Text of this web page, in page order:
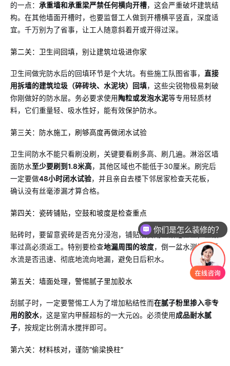
的一点： 承重墙和承重梁严禁任何横向开槽，这会严重破坏建筑结
构。在其他墙面开槽时，也要监督工人做到开槽横平竖直，深度适
宜。千万别为了省事，让工人随意斜着开或开得过深。
第二关：卫生间回填，别让建筑垃圾进你家
卫生间做完防水后的回填环节是个大坑。有些施工队图省事， 直接
用拆墙的建筑垃圾（碎砖块、水泥块）回填，这些尖锐物极易刺破
你刚做好的防水层。务必要求使用陶粒或发泡水泥等专用轻质材
料，它们重量轻、吸水性好，能有效保护防水。
第三关：防水施工，刷够高度再做闭水试验
卫生间防水不能只看刷没刷，关键要看刷多高、刷几遍。淋浴区墙
面防水至少要刷到1.8米高，其他区域也不能低于30厘米。刷完后
一定要做48小时闭水试验，并且亲自去楼下邻居家检查天花板，
确认没有丝毫渗漏才算合格。
第四关：瓷砖铺贴，空鼓和坡度是检查重点
贴砖时，要留意瓷砖是否充分浸泡，铺贴后要用空鼓锤检查，空鼓
率过高必须返工。特别要检查地漏周围的坡度，倒一盆水测试，看
水流是否迅速、彻底地流向地漏，避免日后积水。
第五关：墙面处理，警惕腻子里加胶水
刮腻子时，一定要警惕工人为了增加粘结性而在腻子粉里掺入非专
用的胶水，这是室内甲醛超标的一大元凶。必须使用成品耐水腻
子，按规定比例清水搅拌即可。
第六关：材料核对，谨防“偷梁换柱”
你们是怎么装修的？